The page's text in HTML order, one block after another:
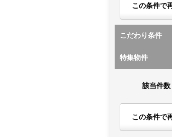
この条件で
こだわり条件
特集物件
該当件数
この条件で